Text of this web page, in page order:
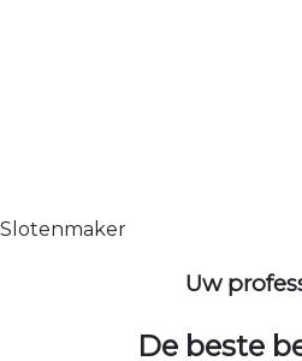
Slotenmaker
Uw
De beste